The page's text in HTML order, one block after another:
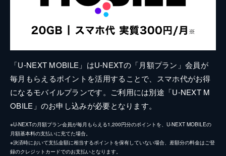
「U-NEXT MOBILE」はU-NEXTの「月額プラン」会員が
毎月もらえるポイントを活用することで、スマホ代がお得
になるモバイルプランです。ご利用には別途「U-NEXT M
OBILE」のお申し込みが必要となります。
※U-NEXTの月額プラン会員が毎月もらえる1,200円分のポイントを、U-NEXT MOBILEの
月額基本料の支払いに充てた場合。
※決済時において支払金額に相当するポイントを保有していない場合、差額分の料金はご登
録のクレジットカードでのお支払いとなります。